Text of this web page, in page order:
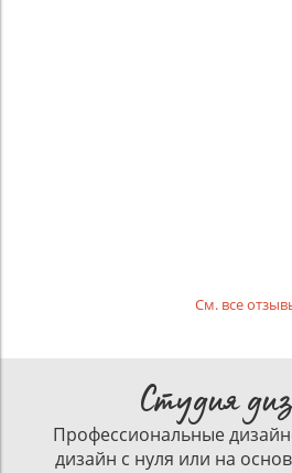
См. все
Студия
Профессиональные
дизайн с нуля или на